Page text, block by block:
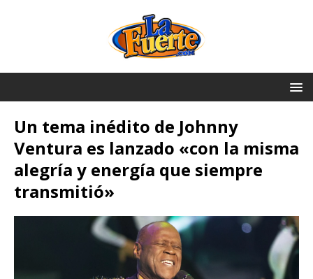
Un tema inédito de Johnny
Ventura es lanzado «con la misma
alegría y energía que siempre
transmitió»